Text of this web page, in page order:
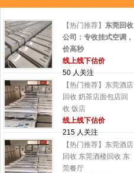
【热门推荐】 东莞回收
公司：专收挂式空调，
价高秒
线上线下估价
50 人关注
【热门推荐】东莞酒店
回收 奶茶店面包店回
收 饭店
线上线下估价
215 人关注
【热门推荐】东莞酒店
回收 东莞酒楼回收 东
莞餐厅